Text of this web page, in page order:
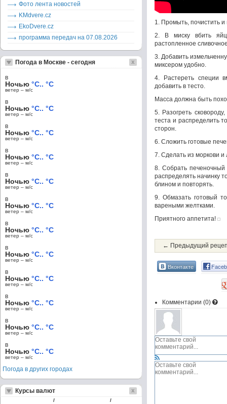
1. Промыть, почистить и
2. В миску вбить
растопленное
3. Добавить
миксером удобно.
4. Растереть специи
добавить в тесто.
Масса должна быть
5. Разогреть
теста и распределить
сторон.
6. Сложить готовые
7. Сделать из моркови и
8. Собрать
распределять начинку
блином и повторять.
9. Обмазать готовый
вареными желтками.
Приятного аппетита!
← Предыдущий
Вконтакте
Комментарии (0)
Фото лента новостей
KMdvere.cz
EkoDvere.cz
программа передач на 07.08.2026
Погода в Москве - сегодня
в
Ночью °C.. °C
ветер – м/c
в
Ночью °C.. °C
ветер – м/c
в
Ночью °C.. °C
ветер – м/c
в
Ночью °C.. °C
ветер – м/c
в
Ночью °C.. °C
ветер – м/c
в
Ночью °C.. °C
ветер – м/c
в
Ночью °C.. °C
ветер – м/c
в
Ночью °C.. °C
ветер – м/c
в
Ночью °C.. °C
ветер – м/c
в
Ночью °C.. °C
ветер – м/c
в
Ночью °C.. °C
ветер – м/c
в
Ночью °C.. °C
ветер – м/c
Погода в других городах
Курсы валют
/ /